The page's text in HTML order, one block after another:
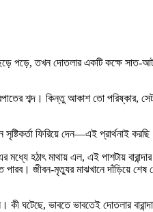
পড়ে, তখন দোতলার একটি কক্ষে
শব্দ। কিন্তু আকাশ তো
ফিরিয়ে দেন—এই প্রার্থনাই
হঠাৎ মাথায় এল, এই পাশটায়
পারব। জীবন-মৃত্যুর মাঝখানে দাঁড়িয়ে
ঘটেছে, ভাবতে ভাবতেই দোতলার